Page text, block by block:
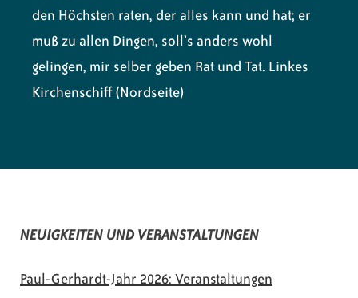
den Höchsten raten, der alles kann und hat; er
muß zu allen Dingen, soll’s anders wohl
gelingen, mir selber geben Rat und Tat. Linkes
Kirchenschiff (Nordseite)
NEUIGKEITEN UND VERANSTALTUNGEN
Paul-Gerhardt-Jahr 2026: Veranstaltungen